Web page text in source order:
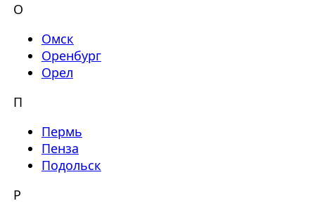
О
Омск
Оренбург
Орел
П
Пермь
Пенза
Подольск
Р